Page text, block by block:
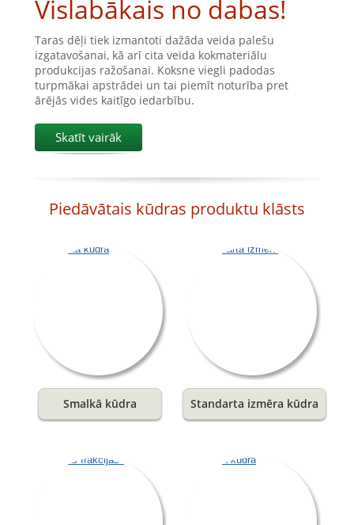
Vislabākais no dabas!
Taras dēļi tiek izmantoti dažāda veida palešu
izgatavošanai, kā arī cita veida kokmateriālu
produkcijas ražošanai. Koksne viegli padodas
turpmākai apstrādei un tai piemīt noturība pret
ārējās vides kaitīgo iedarbību.
Skatīt vairāk
Piedāvātais kūdras produktu klāsts
Smalkā kūdra Standarta izmēra kūdra